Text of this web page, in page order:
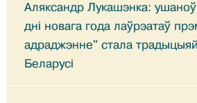
Аляксандр Лукашэнка:
дні новага года лаўрэатаў
адраджэнне" стала
Беларусі